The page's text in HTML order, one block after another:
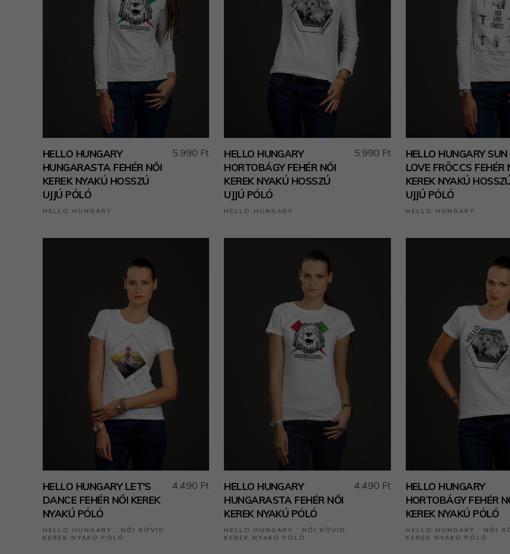
HELLO HUNGARY
HUNGARASTA FEHÉR NŐI
KEREK NYAKÚ HOSSZÚ
UJJÚ PÓLÓ
HELLO HUNGARY
5.990 Ft
HELLO HUNGARY
HORTOBÁGY FEHÉR NŐI
KEREK NYAKÚ HOSSZÚ
UJJÚ PÓLÓ
HELLO HUNGARY
5.990 Ft
HELLO HUNGARY SUN
LOVE FRÖCCS FEHÉR
KEREK NYAKÚ
UJJÚ PÓLÓ
HELLO HUNGARY
HELLO HUNGARY LET'S
DANCE FEHÉR NŐI KEREK
NYAKÚ PÓLÓ
HELLO HUNGARY ˙ NŐI RÖVID
KEREK NYAKÚ PÓLÓ
4.490 Ft
HELLO HUNGARY
HUNGARASTA FEHÉR NŐI
KEREK NYAKÚ PÓLÓ
HELLO HUNGARY ˙ NŐI RÖVID
KEREK NYAKÚ PÓLÓ
4.490 Ft
HELLO HUNGARY
HORTOBÁGY FEHÉR
KEREK NYAKÚ PÓLÓ
HELLO HUNGARY ˙ NŐI
KEREK NYAKÚ PÓLÓ